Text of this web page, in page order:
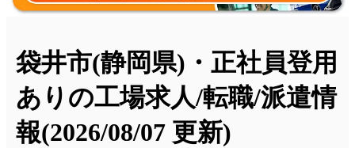
袋井市(静岡県)・正社員登用
ありの工場求人/転職/派遣情
報(2026/08/07 更新)